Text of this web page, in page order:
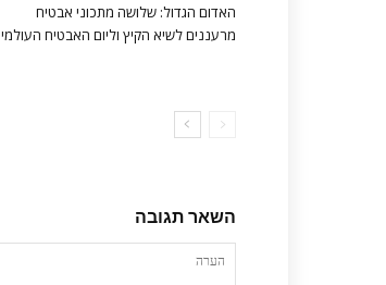
האדום הגדול: שלושה מתכוני אבטיח
מרעננים לשיא הקיץ וליום האבטיח העולמי
השאר תגובה